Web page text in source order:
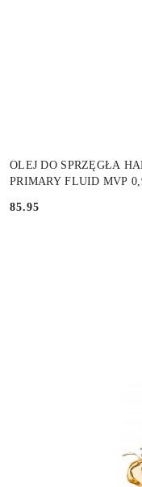
OLEJ DO SPRZĘGŁA
PRIMARY FLUID MVP
Cena:
85.95